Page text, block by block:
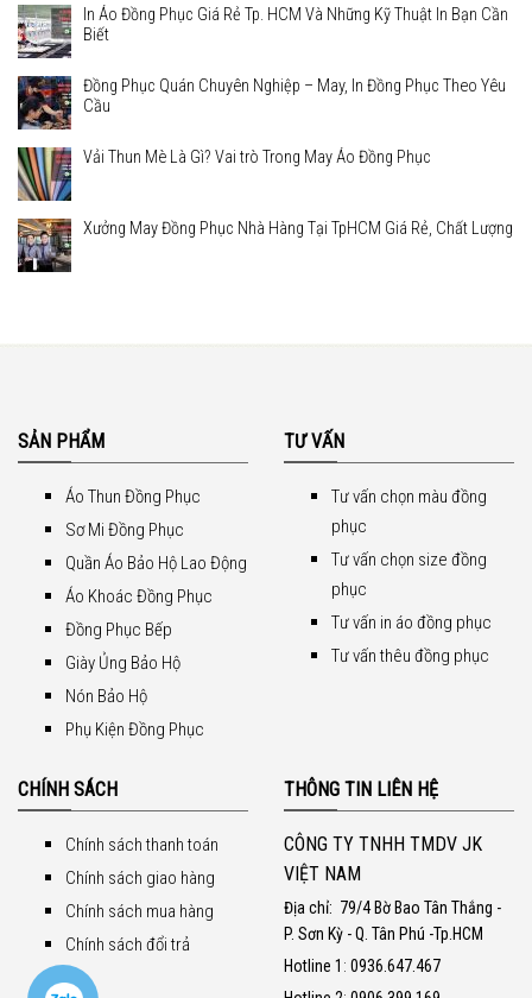
In Áo Đồng Phục Giá Rẻ Tp. HCM Và Những Kỹ Thuật In Bạn Cần
Biết
Đồng Phục Quán Chuyên Nghiệp – May, In Đồng Phục Theo Yêu
Cầu
Vải Thun Mè Là Gì? Vai trò Trong May Áo Đồng Phục
Xưởng May Đồng Phục Nhà Hàng Tại TpHCM Giá Rẻ, Chất Lượng
SẢN PHẨM
Áo Thun Đồng Phục
Sơ Mi Đồng Phục
Quần Áo Bảo Hộ Lao Động
Áo Khoác Đồng Phục
Đồng Phục Bếp
Giày Ủng Bảo Hộ
Nón Bảo Hộ
Phụ Kiện Đồng Phục
TƯ VẤN
Tư vấn chọn màu đồng
phục
Tư vấn chọn size đồng
phục
Tư vấn in áo đồng phục
Tư vấn thêu đồng phục
CHÍNH SÁCH
Chính sách thanh toán
Chính sách giao hàng
Chính sách mua hàng
Chính sách đổi trả
THÔNG TIN LIÊN HỆ
CÔNG TY TNHH TMDV JK
VIỆT NAM
Địa chỉ: 79/4 Bờ Bao Tân Thắng -
P. Sơn Kỳ - Q. Tân Phú -Tp.HCM
Hotline 1 : 0936.647.467